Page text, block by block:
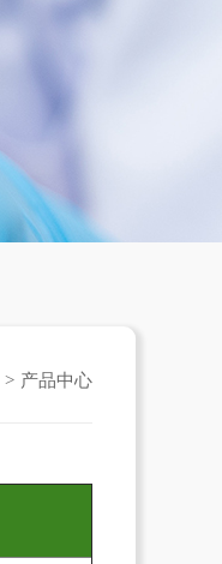
> 产品中心